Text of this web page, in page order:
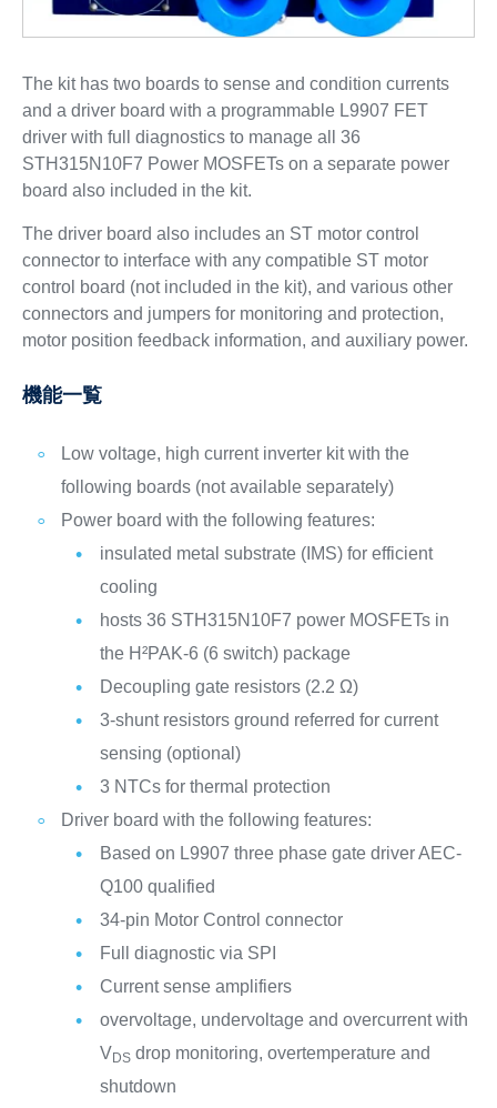
The kit has two boards to sense and condition currents
and a driver board with a programmable L9907 FET
driver with full diagnostics to manage all 36
STH315N10F7 Power MOSFETs on a separate power
board also included in the kit.
The driver board also includes an ST motor control
connector to interface with any compatible ST motor
control board (not included in the kit), and various other
connectors and jumpers for monitoring and protection,
motor position feedback information, and auxiliary power.
機能一覧
Low voltage, high current inverter kit with the
following boards (not available separately)
Power board with the following features:
insulated metal substrate (IMS) for efficient
cooling
hosts 36 STH315N10F7 power MOSFETs in
the H²PAK-6 (6 switch) package
Decoupling gate resistors (2.2 Ω)
3-shunt resistors ground referred for current
sensing (optional)
3 NTCs for thermal protection
Driver board with the following features:
Based on L9907 three phase gate driver AEC-
Q100 qualified
34-pin Motor Control connector
Full diagnostic via SPI
Current sense amplifiers
overvoltage, undervoltage and overcurrent with
V DSdrop monitoring, overtemperature and
shutdown